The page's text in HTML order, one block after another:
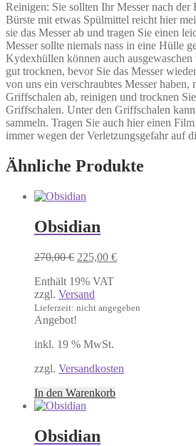
Reinigen: Sie sollten Ihr Messer nach
Bürste mit etwas Spülmittel reicht hier
sie das Messer ab und tragen Sie einen
Messer sollte niemals nass in eine Hülle
Kydexhüllen können auch ausgewaschen
gut trocknen, bevor Sie das Messer
von uns ein verschraubtes Messer haben,
Griffschalen ab, reinigen und trocknen
Griffschalen. Unter den Griffschalen
sammeln. Tragen Sie auch hier einen
immer wegen der Verletzungsgefahr auf
Ähnliche Produkte
Obsidian
270,00€ Ursprünglicher
war:
270,00 €
225,00 €Aktueller
Enthält 19% VAT
zzgl. Versand
Lieferzeit: nicht angegeben
Angebot!
inkl. 19 % MwSt.
zzgl. Versandkosten
In den Warenkorb
Obsidian